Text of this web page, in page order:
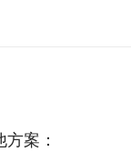
案：